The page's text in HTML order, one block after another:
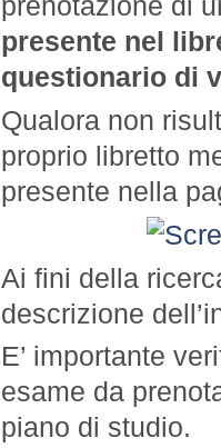
presente nel
questionario di
Qualora non
proprio libretto
presente nella
Ai fini della
descrizione
E’ importante
esame da
piano di studio.